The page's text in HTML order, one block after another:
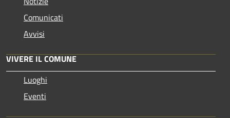
Comunicati
Avvisi
VIVERE IL COMUNE
Luoghi
Eventi